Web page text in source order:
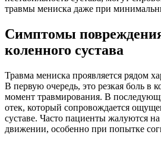
травмы мениска даже при
Симптомы
коленного сустава
Травма мениска проявляется рядом
В первую очередь, это резкая боль в
момент травмирования. В
отек, который сопровождается
суставе. Часто пациенты жалуются
движении, особенно при попытке